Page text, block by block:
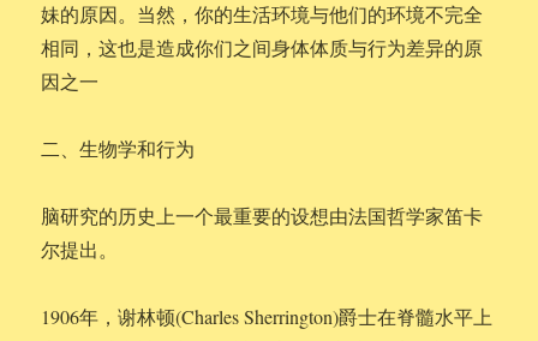
妹的原因。当然，你的生活环境与他们的环境不完全
相同，这也是造成你们之间身体体质与行为差异的原
因之一
二、生物学和行为
脑研究的历史上一个最重要的设想由法国哲学家笛卡
尔提出。
1906年，谢林顿(Charles Sherrington)爵士在脊髓水平上